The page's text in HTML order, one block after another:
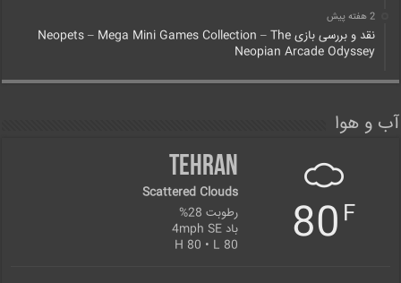
2 هفته پیش
نقد و بررسی بازی Neopets – Mega Mini Games Collection – The
Neopian Arcade Odyssey
آب و هوا
80 F
Tehran
Scattered Clouds
رطوبت 28%
باد 4mph SE
H 80 • L 80